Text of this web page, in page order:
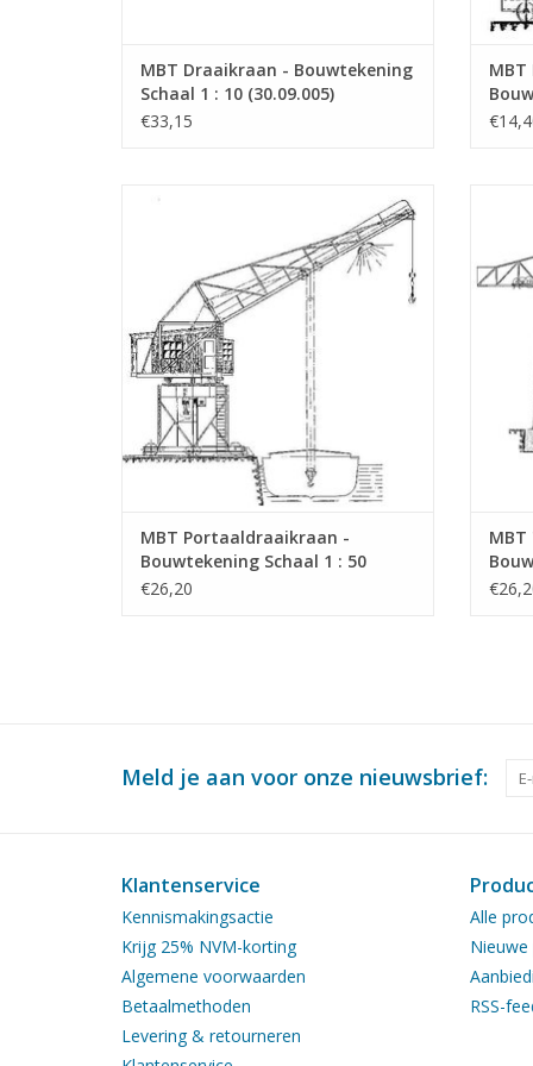
MBT Draaikraan - Bouwtekening
Schaal 1 : 10 (30.09.005)
€33,15
MBT Portaaldraaikraan - Bouwtekening
TOEVOEGEN AAN WINKELWAGEN
MBT Portaaldraaikraan -
Bouwtekening Schaal 1 : 50
(30.09.010)
€26,20
Meld je aan voor onze nieuwsbrief:
Klantenservice
Kennismakingsactie
Krijg 25% NVM-korting
Algemene voorwaarden
Betaalmethoden
Levering & retourneren
Alle
RSS-